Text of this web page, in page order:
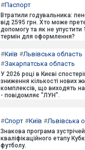
#Паспорт
Втратили годувальника:
від 2595 грн. Хто може
допомогу та як не упустити
термін для оформлення?
#Київ #Львівська область
#Закарпатська область
У 2026 році в Києві
зниження кількості нових
комплексів, що виходять
- повідомляє "ЛУН".
#Спорт #Київ #Львівська
Знакова програма зустрічей
кваліфікаційного етапу
футболу.